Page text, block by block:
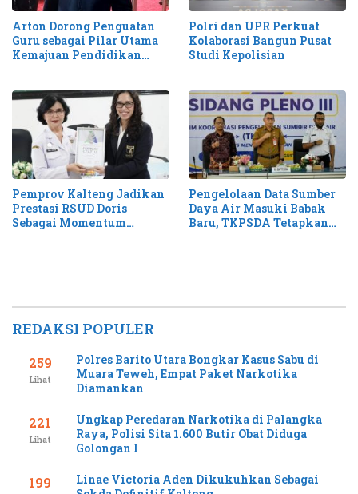
Arton Dorong Penguatan
Guru sebagai Pilar Utama
Kemajuan Pendidikan
Polri dan UPR Perkuat
Kolaborasi Bangun Pusat
Studi Kepolisian
Pemprov Kalteng Jadikan
Prestasi RSUD Doris
Sebagai Momentum
Pengelolaan Data Sumber
Daya Air Masuki Babak
Baru, TKPSDA Tetapkan
REDAKSI POPULER
259
Lihat
Polres Barito Utara Bongkar Kasus Sabu di
Muara Teweh, Empat Paket Narkotika
Diamankan
221
Lihat
Ungkap Peredaran Narkotika di Palangka
Raya, Polisi Sita 1.600 Butir Obat Diduga
Golongan I
199
Linae Victoria Aden Dikukuhkan Sebagai